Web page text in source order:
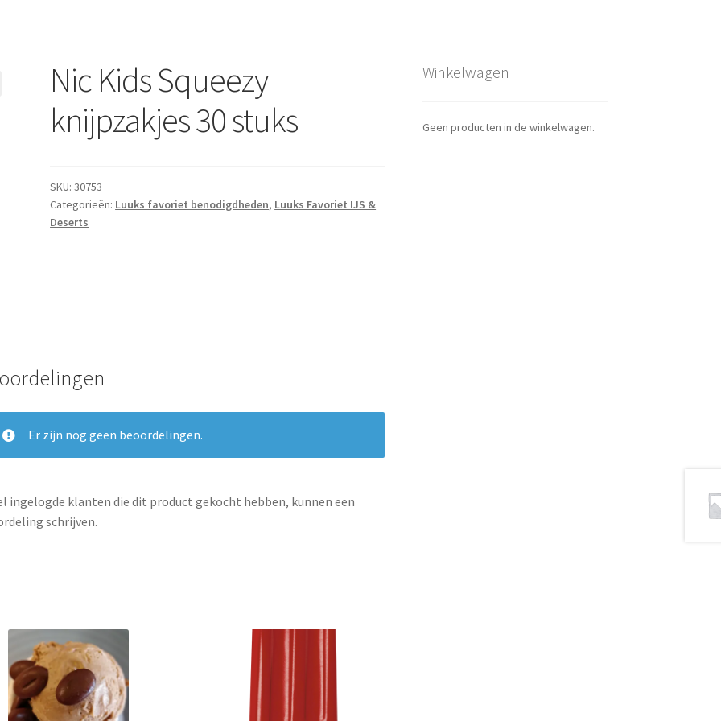
Nic Kids Squeezy
knijpzakjes 30 stuks
SKU:30753
Categorieën: Luuks favoriet benodigdheden, Luuks Favoriet IJS &
Deserts
Er zijn nog geen beoordelingen.
ingelogde klanten die dit product gekocht hebben, kunnen een
schrijven.
Winkelwagen
Geen producten in de winkelwagen.